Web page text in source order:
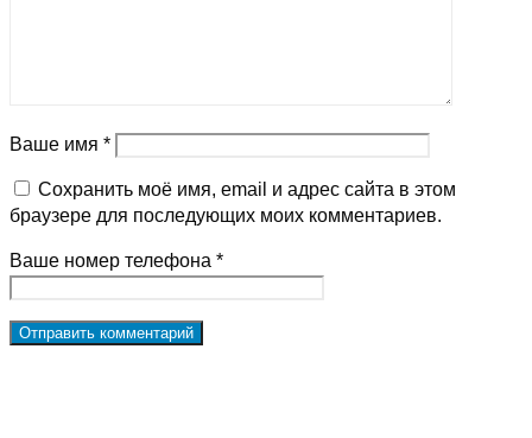
Ваше имя *
Сохранить моё имя, email и адрес сайта в этом
браузере для последующих моих комментариев.
Ваше номер телефона *